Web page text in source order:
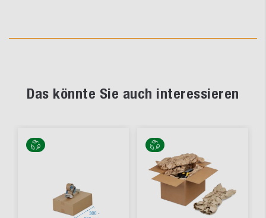
Das könnte Sie auch interessieren